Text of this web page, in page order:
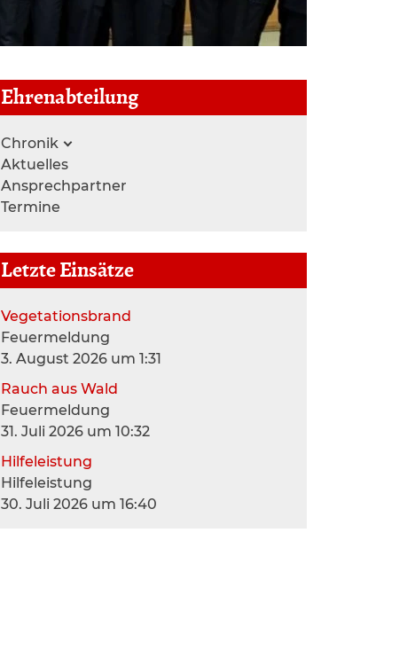
Ehrenabteilung
Chronik
Aktuelles
Ansprechpartner
Termine
Letzte Einsätze
Vegetationsbrand
Feuermeldung
3. August 2026 um 1:31
Rauch aus Wald
Feuermeldung
31. Juli 2026 um 10:32
Hilfeleistung
Hilfeleistung
30. Juli 2026 um 16:40